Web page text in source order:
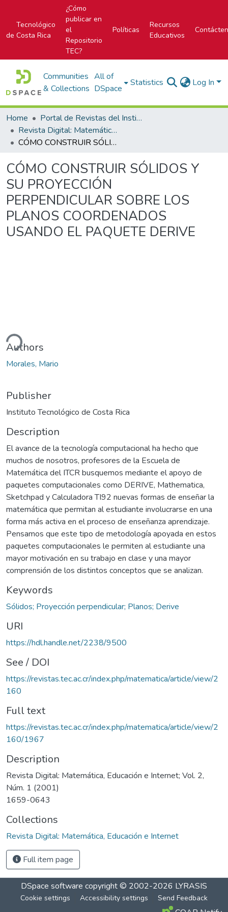
Tecnológico
de Costa Rica
¿Cómo
publicar en
el
Repositorio
TEC?
Políticas
Recursos
Educativos
Communities
& Collections
All of
DSpace
Statistics Log In
Home
Portal de Revistas del Instituto Tecnológico de Costa Rica
Revista Digital: Matemática, Educación e Internet
CÓMO CONSTRUIR SÓLIDOS Y SU PROYECCIÓN PERPENDICULAR SOBRE LOS PLANOS COORDENADOS USANDO EL PAQUETE DERIVE
CÓMO CONSTRUIR SÓLIDOS Y
SU PROYECCIÓN
PERPENDICULAR SOBRE LOS
PLANOS COORDENADOS
USANDO EL PAQUETE DERIVE
Authors
Morales, Mario
Publisher
Instituto Tecnológico de Costa Rica
Description
El avance de la tecnología computacional ha hecho que
muchos de nosotros, profesores de la Escuela de
Matemática del ITCR busquemos mediante el apoyo de
paquetes computacionales como DERIVE, Mathematica,
Sketchpad y Calculadora TI­92 nuevas formas de enseñar la
matemática que permitan al estudiante involucrarse en una
forma más activa en el proceso de enseñanza aprendizaje.
Pensamos que este tipo de metodología apoyada en estos
paquetes computacionales le permiten al estudiante una
mayor motivación en su trabajo en clase y una mayor
comprensión de los distintos conceptos que se analizan.
Keywords
Sólidos; Proyección perpendicular; Planos; Derive
URI
https://hdl.handle.net/2238/9500
See / DOI
https://revistas.tec.ac.cr/index.php/matematica/article/view/2
160
Full text
https://revistas.tec.ac.cr/index.php/matematica/article/view/2
160/1967
Description
Revista Digital: Matemática, Educación e Internet; Vol. 2,
Núm. 1 (2001)
1659-0643
Collections
Revista Digital: Matemática, Educación e Internet
Full item page
DSpace software copyright © 2002-2026 LYRASIS
Cookie settings Accessibility settings Send Feedback